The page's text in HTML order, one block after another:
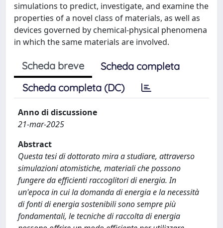
simulations to predict, investigate, and examine the
properties of a novel class of materials, as well as
devices governed by chemical-physical phenomena
in which the same materials are involved.
Scheda breve
Scheda completa
Scheda completa (DC)
Anno di discussione
21-mar-2025
Abstract
Questa tesi di dottorato mira a studiare, attraverso
simulazioni atomistiche, materiali che possono
fungere da efficienti raccoglitori di energia. In
un'epoca in cui la domanda di energia e la necessità
di fonti di energia sostenibili sono sempre più
fondamentali, le tecniche di raccolta di energia